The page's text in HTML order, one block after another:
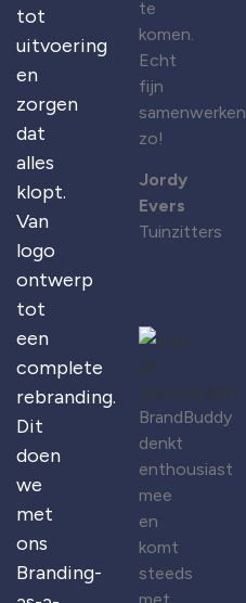
tot
uitvoering
en
zorgen
dat
alles
klopt.
Van
logo
ontwerp
tot
een
complete
rebranding.
Dit
doen
we
met
ons
Branding-
te
komen.
Echt
fijn
samenwerken
zo!
Jordy
Evers
Tuinzitters
BrandBuddy
denkt
enthousiast
mee
en
komt
steeds